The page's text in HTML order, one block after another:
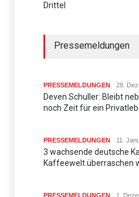
Drittel
Pressemeldungen
PRESSEMELDUNGEN 28.
Deven Schuller: Bleibt
noch Zeit für ein
PRESSEMELDUNGEN 11.
3 wachsende deutsche
Kaffeewelt überraschen
PRESSEMELDUNGEN 1.